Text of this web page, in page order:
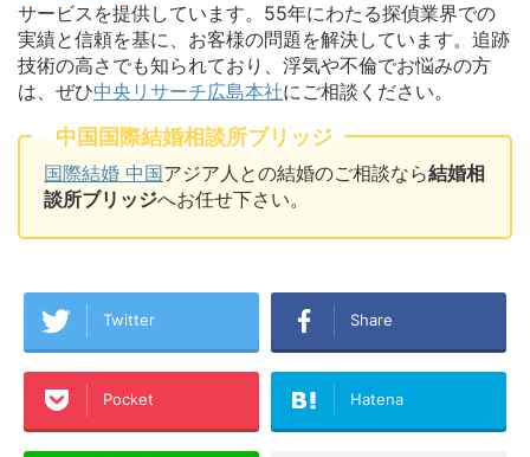
サービスを提供しています。55年にわたる探偵業界での
実績と信頼を基に、お客様の問題を解決しています。追跡
技術の高さでも知られており、浮気や不倫でお悩みの方
は、ぜひ中央リサーチ広島本社にご相談ください。
中国国際結婚相談所ブリッジ
国際結婚 中国アジア人との結婚のご相談なら結婚相
談所ブリッジへお任せ下さい。
Twitter Share
Pocket Hatena